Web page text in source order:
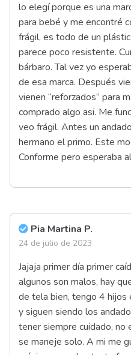
lo elegí porque es una
para bebé y me encontré
frágil, es todo de un
parece poco resistente.
bárbaro. Tal vez yo
de esa marca. Después
vienen “reforzados” para
comprado algo asi. Me
veo frágil. Antes un
hermano el primo. Este
Conforme pero esperaba
Pia Martina P.
24 de julio de 2023
Jajaja primer día primer
algunos son malos, hay
de tela bien, tengo 4 hijos
y siguen siendo los
tener siempre cuidado, no
se maneje solo. A mi me